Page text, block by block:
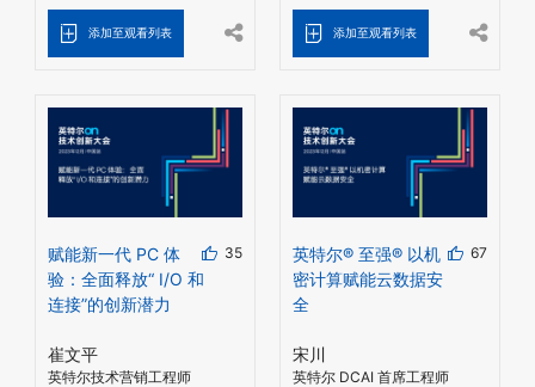
添加至观看列表 添加至观看列表
35
赋能新一代 PC 体
验：全面释放“ I/O 和
连接”的创新潜力
崔文平
英特尔技术营销工程师
67
英特尔® 至强® 以机
密计算赋能云数据安
全
宋川
英特尔 DCAI 首席工程师